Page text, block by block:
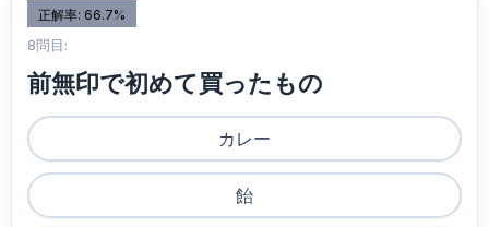
正解率: 66.7%
8問目:
前無印で初めて買ったもの
カレー
飴